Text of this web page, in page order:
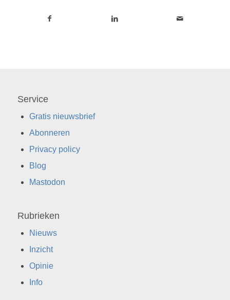
Service
Gratis nieuwsbrief
Abonneren
Privacy policy
Blog
Mastodon
Rubrieken
Nieuws
Inzicht
Opinie
Info